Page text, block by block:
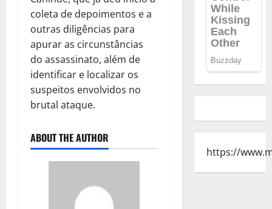
coleta de depoimentos e a
outras diligências para
apurar as circunstâncias
do assassinato, além de
identificar e localizar os
suspeitos envolvidos no
brutal ataque.
ABOUT THE AUTHOR
https://